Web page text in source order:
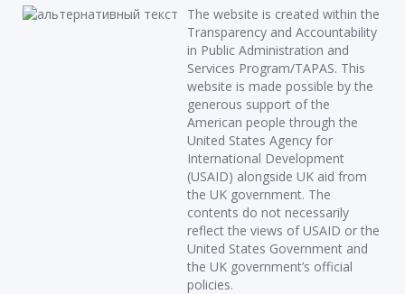
The website is created within the
Transparency and Accountability
in Public Administration and
Services Program/TAPAS. This
website is made possible by the
generous support of the
American people through the
United States Agency for
International Development
(USAID) alongside UK aid from
the UK government. The
contents do not necessarily
reflect the views of USAID or the
United States Government and
the UK government’s official
policies.